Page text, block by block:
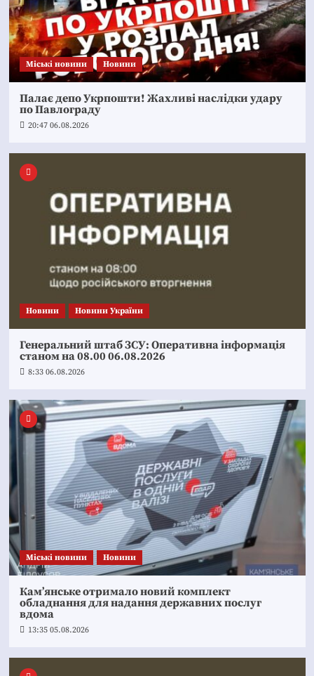
Mіські новини Новини
Палає депо Укрпошти! Жахливі наслідки удару
по Павлограду
20:47 06.08.2026
Новини Новини України
Генеральний штаб ЗСУ: Оперативна інформація
станом на 08.00 06.08.2026
8:33 06.08.2026
Mіські новини Новини
Кам’янське отримало новий комплект
обладнання для надання державних послуг
вдома
13:35 05.08.2026